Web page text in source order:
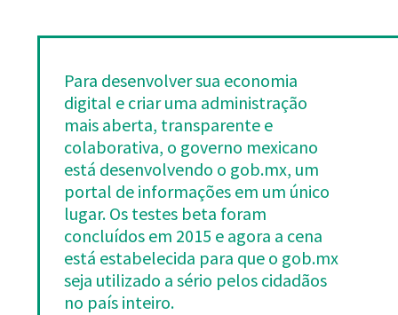
Para desenvolver sua economia
digital e criar uma administração
mais aberta, transparente e
colaborativa, o governo mexicano
está desenvolvendo o gob.mx, um
portal de informações em um único
lugar. Os testes beta foram
concluídos em 2015 e agora a cena
está estabelecida para que o gob.mx
seja utilizado a sério pelos cidadãos
no país inteiro.